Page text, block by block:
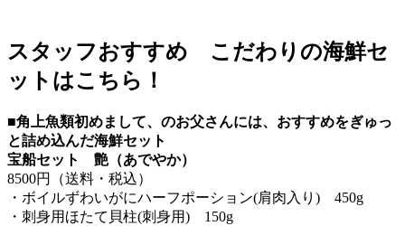
スタッフおすすめ こだわりの海鮮セ
ットはこちら！
■角上魚類初めまして、のお父さんには、おすすめをぎゅっ
と詰め込んだ海鮮セット
宝船セット 艶（あでやか）
8500円（送料・税込）
・ボイルずわいがにハーフポーション(肩肉入り) 450g
・刺身用ほたて貝柱(刺身用) 150g